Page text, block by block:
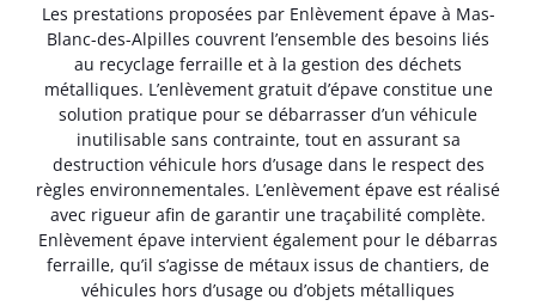
Les prestations proposées par Enlèvement épave à Mas-
Blanc-des-Alpilles couvrent l’ensemble des besoins liés
au recyclage ferraille et à la gestion des déchets
métalliques. L’enlèvement gratuit d’épave constitue une
solution pratique pour se débarrasser d’un véhicule
inutilisable sans contrainte, tout en assurant sa
destruction véhicule hors d’usage dans le respect des
règles environnementales. L’enlèvement épave est réalisé
avec rigueur afin de garantir une traçabilité complète.
Enlèvement épave intervient également pour le débarras
ferraille, qu’il s’agisse de métaux issus de chantiers, de
véhicules hors d’usage ou d’objets métalliques